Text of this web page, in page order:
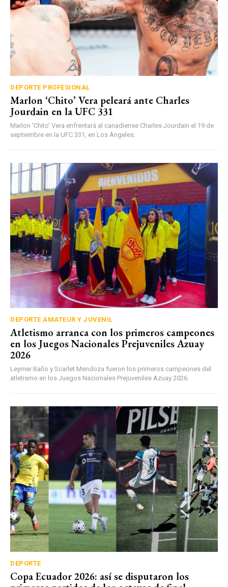
DEPORTE PROFESIONAL
Marlon ‘Chito’ Vera peleará ante Charles
Jourdain en la UFC 331
Marlon 'Chito' Vera enfrentará al canadiense Charles Jourdain el 19 de
septiembre en la UFC 331, en Los Ángeles.
DEPORTE AMATEUR Y JUVENIL
Atletismo arranca con los primeros campeones
en los Juegos Nacionales Prejuveniles Azuay
2026
Leymer Baño y Scarlet Mendoza fueron los primeros campeones del
atletismo en los Juegos Nacionales Prejuveniles Azuay 2026.
DEPORTE
Copa Ecuador 2026: así se disputaron los